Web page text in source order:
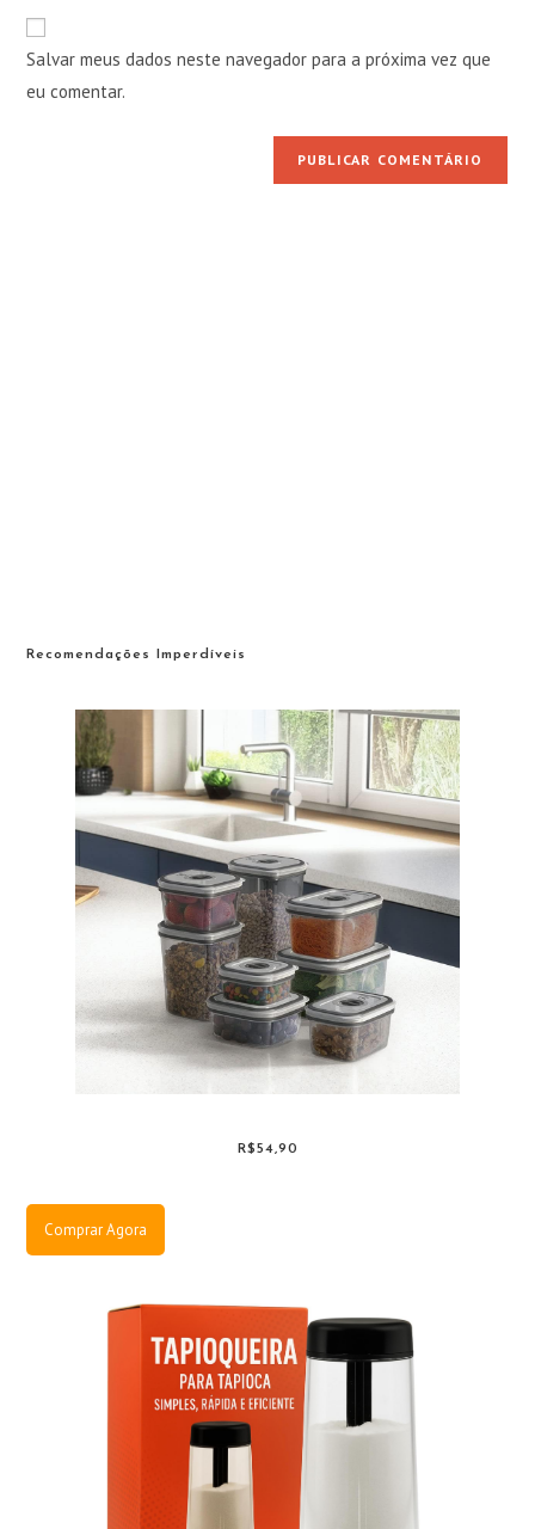
para
comentar
para
comentar
do
seu
site
Salvar meus dados neste navegador para a próxima vez que
eu comentar.
Recomendações Imperdíveis
R$54,90
Comprar Agora